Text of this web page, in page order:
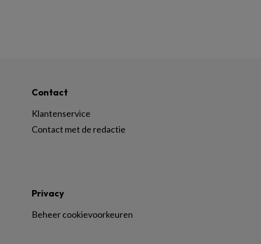
Contact
Klantenservice
Contact met de redactie
Privacy
Beheer cookievoorkeuren